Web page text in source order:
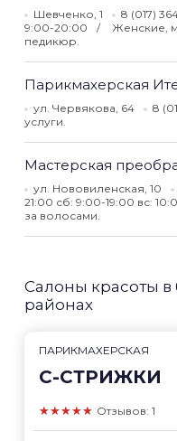
Шевченко, 1 8 (017)
9:00-20:00
Женские,
педикюр.
Парикмахерская
ул. Червякова, 64 8
услуги.
Мастерская
ул. Нововиленская, 10
21:00 сб: 9:00-19:00 вс:
за волосами.
Салоны красоты
районах
ПАРИКМАХЕРСКАЯ
С-СТРИЖКИ
★★★★★ Отзывов: 1